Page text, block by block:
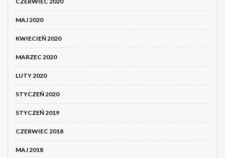
MAJ 2020
KWIECIEŃ 2020
MARZEC 2020
LUTY 2020
STYCZEŃ 2020
STYCZEŃ 2019
CZERWIEC 2018
MAJ 2018